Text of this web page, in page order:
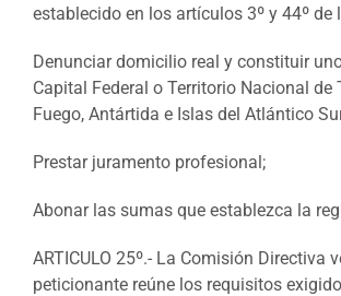
establecido en los artículos 3º y 44º de
Denunciar domicilio real y constituir
Capital Federal o Territorio Nacional de
Fuego, Antártida e Islas del Atlántico
Prestar juramento profesional;
Abonar las sumas que establezca la
ARTICULO 25º.- La Comisión Directiva
peticionante reúne los requisitos